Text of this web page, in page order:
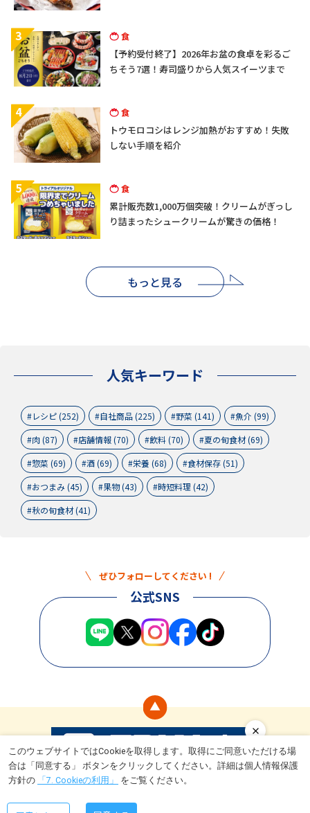
このウェブサイトではCookieを取得します。取得にご同意いただける場
合は「同意する」 ボタンをクリックしてください。詳細は個人情報保護
方針の
「7. Cookieの利用」 をご覧ください。
3 食
【予約受付終了】2026年お盆の食卓を彩るご
ちそう7選！寿司盛りから人気スイーツまで
4 食
トウモロコシはレンジ加熱がおすすめ！失敗
しない手順を紹介
5 食
累計販売数1,000万個突破！クリームがぎっし
り詰まったシュークリームが驚きの価格！
もっと見る
人気キーワード
レシピ (252) 自社商品 (225) 野菜 (141)
魚介 (99)
肉 (87)
店舗情報 (70) 飲料 (70)
夏の旬食材 (69)
惣菜 (69)
酒 (69) 栄養 (68)
食材保存 (51)
おつまみ (45)
果物 (43)
時短料理 (42)
秋の旬食材 (41)
ぜひフォローしてください !
公式SNS
食 ライフスタイル トライアルとは キャンペーン情報 運営会社
Copyright © TRIAL Company Inc. All rights reserved.